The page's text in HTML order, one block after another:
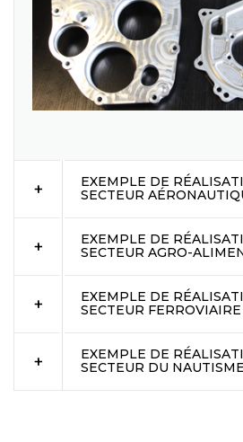
EXEMPLE DE
SECTEUR
EXEMPLE DE
SECTEUR AGRO-
EXEMPLE DE
SECTEUR FERROVIAIRE
EXEMPLE DE
SECTEUR DU NAUTISME